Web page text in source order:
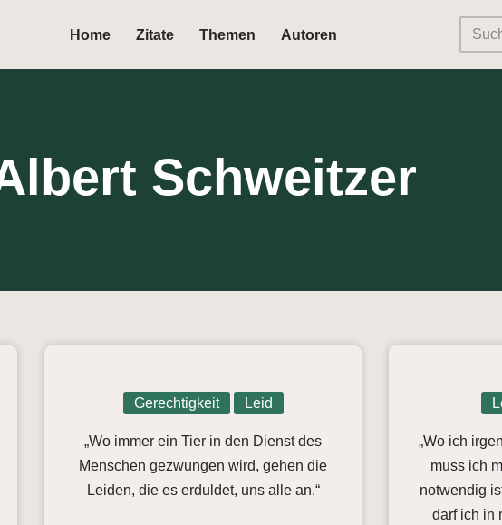
Home Zitate Themen Autoren
Schweitzer
Gerechtigkeit Leid
„Wo immer ein Tier in den Dienst des
Menschen gezwungen wird, gehen die
Leiden, die es erduldet, uns alle an.“
„Wo ich
muss ich
notwendig
darf ich in